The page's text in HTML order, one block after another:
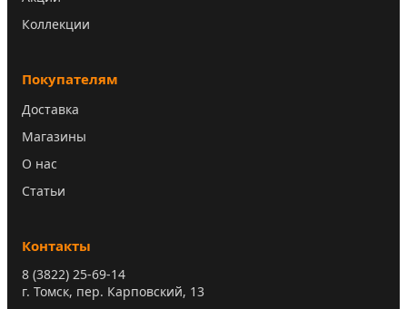
Коллекции
Покупателям
Доставка
Магазины
О нас
Статьи
Контакты
8 (3822) 25-69-14
г. Томск, пер. Карповский, 13